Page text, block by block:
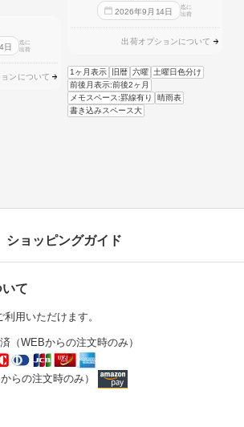
日
迄に
出荷
ンについて
2026年9 月 14日
迄に
出荷
出荷オプションについて
1ヶ月表示 旧暦 六曜
土曜日色分け
前後月表示:前後2ヶ月
メモスペース:罫線有り
晴雨表
書き込みスペース大
ショッピングガイド
て
用いただけます。
（WEBからの注文時のみ）
らの注文時のみ）